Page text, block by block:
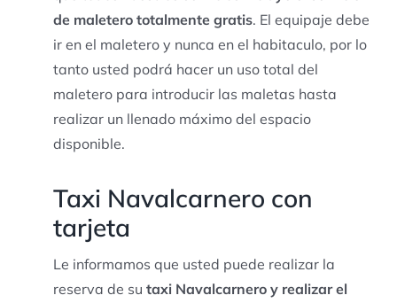
de maletero totalmente gratis. El equipaje debe
ir en el maletero y nunca en el habitaculo, por lo
tanto usted podrá hacer un uso total del
maletero para introducir las maletas hasta
realizar un llenado máximo del espacio
disponible.
Taxi Navalcarnero con
tarjeta
Le informamos que usted puede realizar la
reserva de su taxi Navalcarnero y realizar el